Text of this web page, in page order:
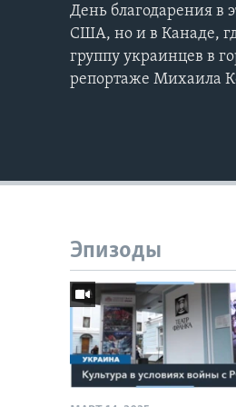
День благодарения в
США, но и в Канаде,
группу украинцев в
репортаже Михаила
Эпизоды